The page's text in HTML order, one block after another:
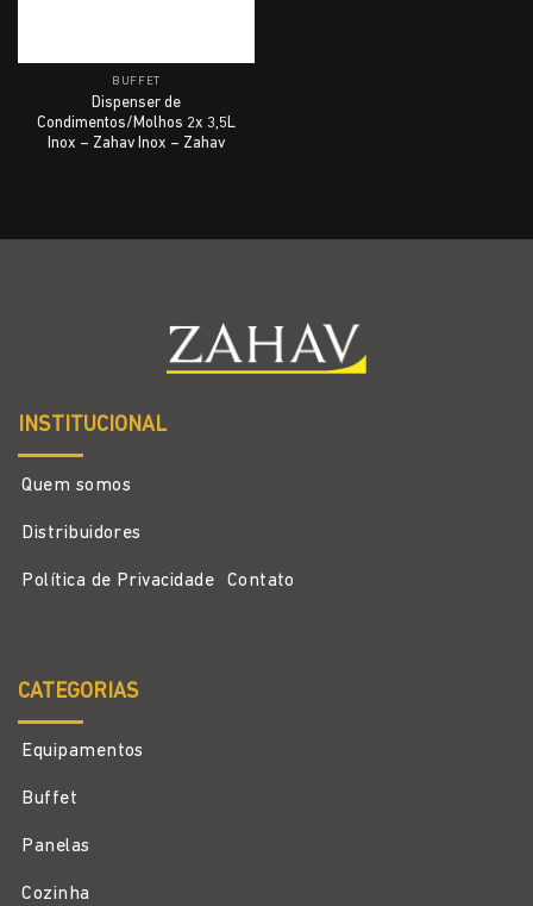
BUFFET
Dispenser de
Condimentos/Molhos 2x 3,5L
Inox – Zahav Inox – Zahav
INSTITUCIONAL
Quem somos
Distribuidores
Política de Privacidade Contato
CATEGORIAS
Equipamentos
Buffet
Panelas
Cozinha